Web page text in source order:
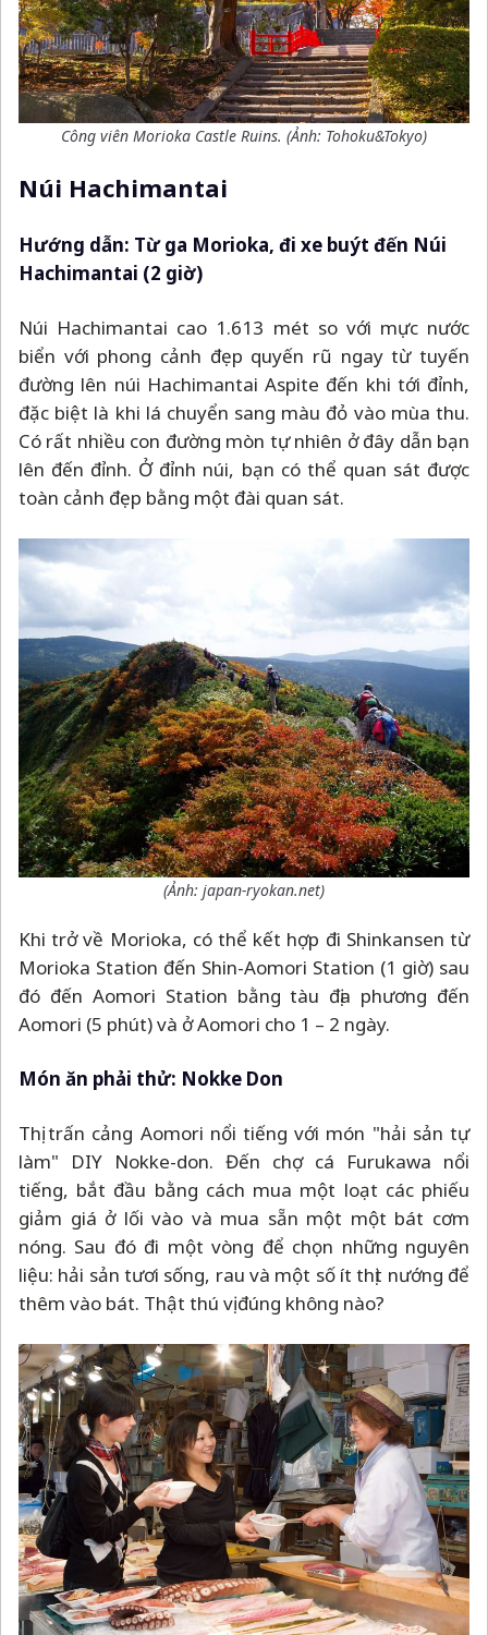
Công viên Morioka Castle Ruins. (Ảnh: Tohoku&Tokyo)
Núi Hachimantai
Hướng dẫn: Từ ga Morioka, đi xe buýt đến Núi
Hachimantai (2 giờ)
Núi Hachimantai cao 1.613 mét so với mực nước
biển với phong cảnh đẹp quyến rũ ngay từ tuyến
đường lên núi Hachimantai Aspite đến khi tới đỉnh,
đặc biệt là khi lá chuyển sang màu đỏ vào mùa thu.
Có rất nhiều con đường mòn tự nhiên ở đây dẫn bạn
lên đến đỉnh. Ở đỉnh núi, bạn có thể quan sát được
toàn cảnh đẹp bằng một đài quan sát.
(Ảnh: japan-ryokan.net)
Khi trở về Morioka, có thể kết hợp đi Shinkansen từ
Morioka Station đến Shin-Aomori Station (1 giờ) sau
đó đến Aomori Station bằng tàu địa phương đến
Aomori (5 phút) và ở Aomori cho 1 – 2 ngày.
Món ăn phải thử: Nokke Don
Thị trấn cảng Aomori nổi tiếng với món "hải sản tự
làm" DIY Nokke-don. Đến chợ cá Furukawa nổi
tiếng, bắt đầu bằng cách mua một loạt các phiếu
giảm giá ở lối vào và mua sẵn một một bát cơm
nóng. Sau đó đi một vòng để chọn những nguyên
liệu: hải sản tươi sống, rau và một số ít thịt nướng để
thêm vào bát. Thật thú vị đúng không nào?